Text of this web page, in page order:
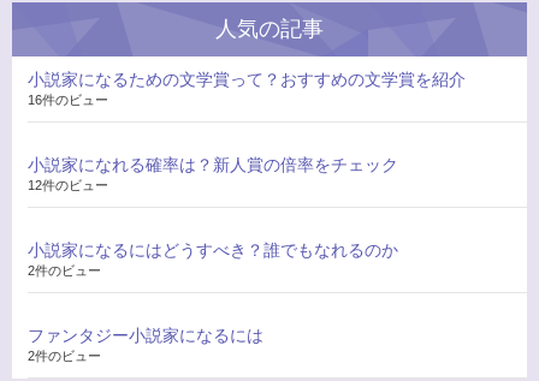
人気の記事
小説家になるための文学賞って？おすすめの文学賞を紹介
16件のビュー
小説家になれる確率は？新人賞の倍率をチェック
12件のビュー
小説家になるにはどうすべき？誰でもなれるのか
2件のビュー
ファンタジー小説家になるには
2件のビュー